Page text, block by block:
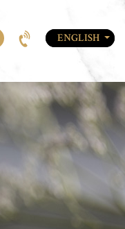
ENGLISH
CHINESE